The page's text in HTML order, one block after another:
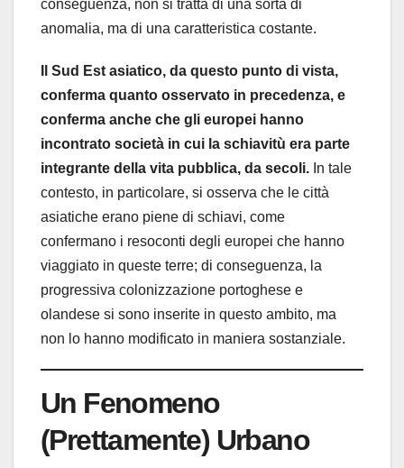
conseguenza, non si tratta di una sorta di
anomalia, ma di una caratteristica costante.
Il Sud Est asiatico, da questo punto di vista,
conferma quanto osservato in precedenza, e
conferma anche che gli europei hanno
incontrato società in cui la schiavitù era parte
integrante della vita pubblica, da secoli. In tale
contesto, in particolare, si osserva che le città
asiatiche erano piene di schiavi, come
confermano i resoconti degli europei che hanno
viaggiato in queste terre; di conseguenza, la
progressiva colonizzazione portoghese e
olandese si sono inserite in questo ambito, ma
non lo hanno modificato in maniera sostanziale.
Un Fenomeno
(Prettamente) Urbano